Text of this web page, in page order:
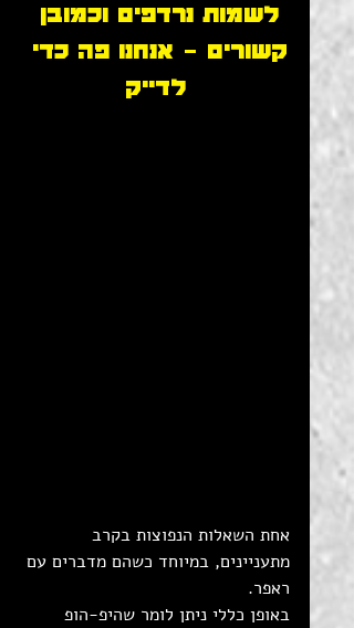
לשמות נרדפים וכמובן
קשורים - אנחנו פה כדי
לדייק
אחת השאלות הנפוצות בקרב
מתעניינים, במיוחד כשהם מדברים עם
ראפר.
באופן כללי ניתן לומר שהיפ-הופ